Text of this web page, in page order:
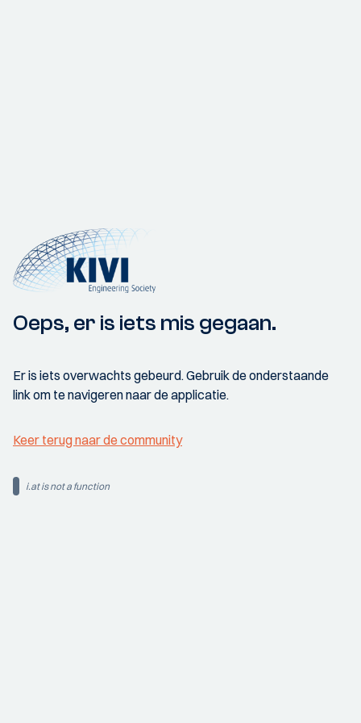
Oeps, er is iets mis gegaan.
Er is iets overwachts gebeurd. Gebruik de onderstaande
link om te navigeren naar de applicatie.
Keer terug naar de community
i.at is not a function